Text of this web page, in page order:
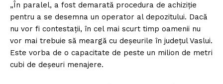
„În paralel, a fost demarată procedura de achiziție
pentru a se desemna un operator al depozitului. Dacă
nu vor fi contestații, în cel mai scurt timp oamenii nu
vor mai trebuie să meargă cu deșeurile în județul Vaslui.
Este vorba de o capacitate de peste un milion de metri
cubi de deșeuri menajere.